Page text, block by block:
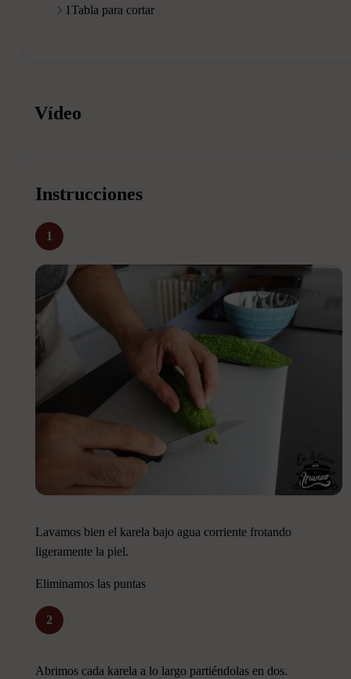
1Tabla para cortar
Vídeo
Instrucciones
1
Lavamos bien el karela bajo agua corriente frotando
ligeramente la piel.
Eliminamos las puntas
2
Abrimos cada karela a lo largo partiéndolas en dos.